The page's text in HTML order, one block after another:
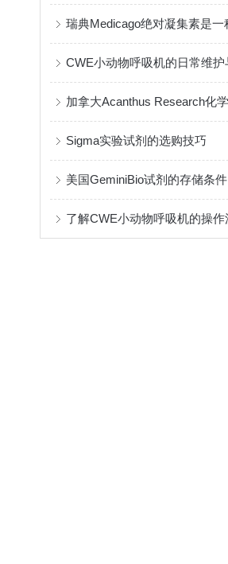
Sigma实验试剂的选购技巧
美国GeminiBio试剂的存储条件